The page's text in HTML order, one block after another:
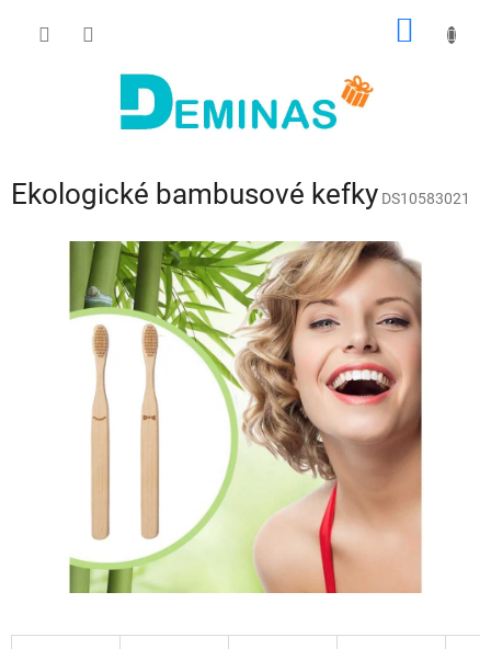
Ekologické bambusové kefky DS10583021